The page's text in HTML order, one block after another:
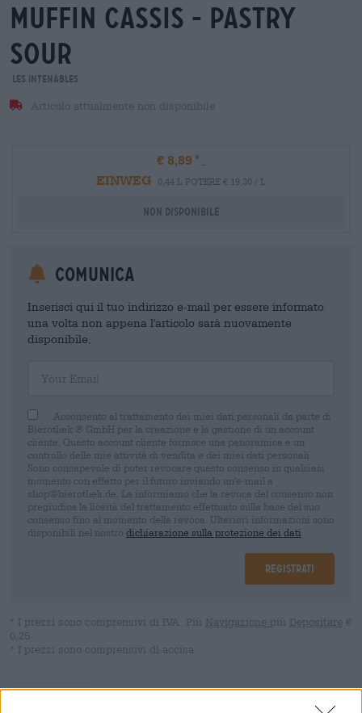
muffin cassis - pastry
sour
Les Intenables
Articolo attualmente non disponibile
€ 8,89
EINWEG
0,44 L POTERE € 19,30 / L
Non disponibile
Comunica
Inserisci qui il tuo indirizzo e-mail per essere informato
una volta non appena l'articolo sarà nuovamente
disponibile.
Acconsento al trattamento dei miei dati personali da parte di
Bierothek ® GmbH per la creazione e la gestione di un account
cliente. Questo account cliente fornisce una panoramica e un
controllo delle mie attività di vendita e dei miei dati personali.
Sono consapevole di poter revocare questo consenso in qualsiasi
momento con effetto per il futuro inviando un'e-mail a
shop@bierothek.de. La informiamo che la revoca del consenso non
pregiudica la liceità del trattamento effettuato sulla base del suo
consenso fino al momento della revoca. Ulteriori informazioni sono
disponibili nel nostro dichiarazione sulla protezione dei dati
Registrati
* I prezzi sono comprensivi di IVA. Più Navigazione più Depositare €
0,25
* I prezzi sono comprensivi di accisa